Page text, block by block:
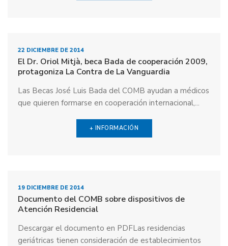
22 DICIEMBRE DE 2014
El Dr. Oriol Mitjà, beca Bada de cooperación 2009,
protagoniza La Contra de La Vanguardia
Las Becas José Luis Bada del COMB ayudan a médicos
que quieren formarse en cooperación internacional,...
+ INFORMACIÓN
19 DICIEMBRE DE 2014
Documento del COMB sobre dispositivos de
Atención Residencial
Descargar el documento en PDFLas residencias
geriátricas tienen consideración de establecimientos